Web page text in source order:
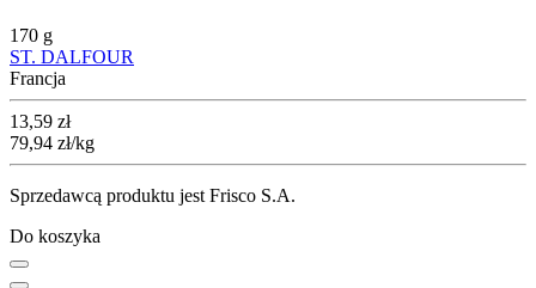
170 g
ST. DALFOUR
Francja
Cena
13,59 zł
79,94 zł/kg
Sprzedawcą produktu jest Frisco S.A.
Do koszyka